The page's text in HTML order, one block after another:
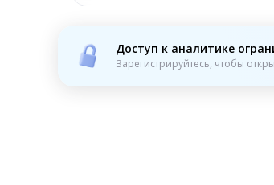
Доступ к аналитике
Зарегистрируйтесь, чтобы